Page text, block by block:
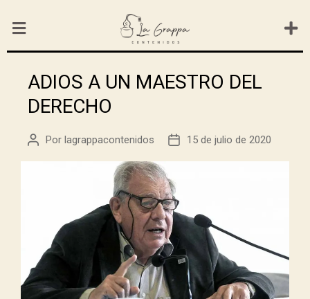
ADIOS A UN MAESTRO DEL
DERECHO
Por lagrappacontenidos 15 de julio de 2020